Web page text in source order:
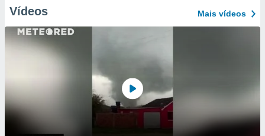
Vídeos Mais vídeos